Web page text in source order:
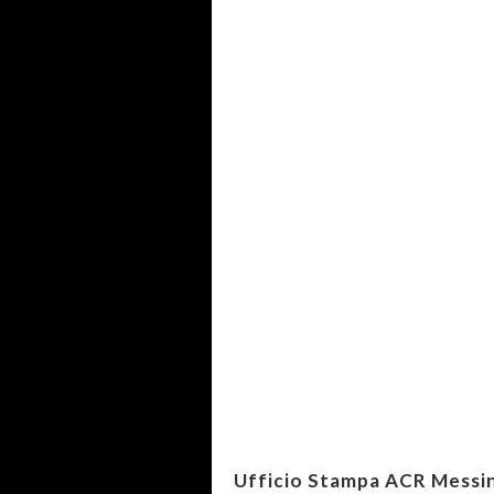
Ufficio Stampa ACR